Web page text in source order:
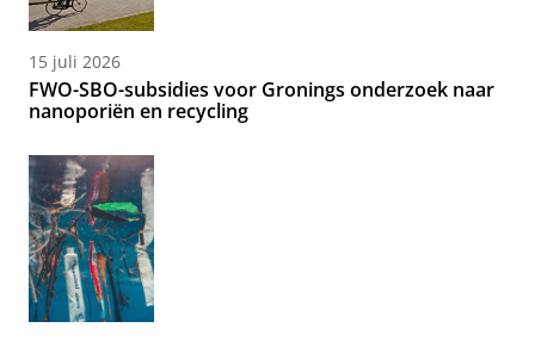
15 juli 2026
FWO-SBO-subsidies voor Gronings onderzoek naar
nanoporiën en recycling